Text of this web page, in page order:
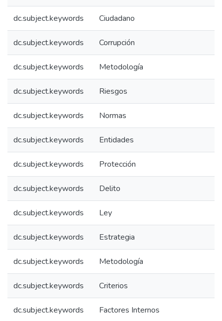
dc.subject.keywords Ciudadano
dc.subject.keywords Corrupción
dc.subject.keywords Metodología
dc.subject.keywords Riesgos
dc.subject.keywords Normas
dc.subject.keywords Entidades
dc.subject.keywords Protección
dc.subject.keywords Delito
dc.subject.keywords Ley
dc.subject.keywords Estrategia
dc.subject.keywords Metodología
dc.subject.keywords Criterios
dc.subject.keywords Factores Internos